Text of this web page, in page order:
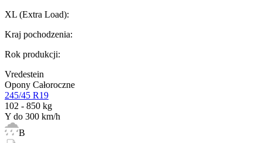
XL (Extra Load):
Kraj pochodzenia:
Rok produkcji:
Vredestein
Opony Całoroczne
245/45 R19
102 - 850 kg
Y do 300 km/h
B